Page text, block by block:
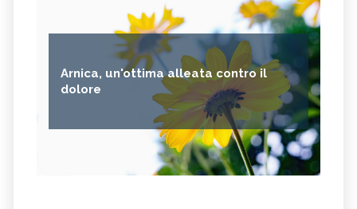
Arnica, un'ottima alleata contro il
dolore